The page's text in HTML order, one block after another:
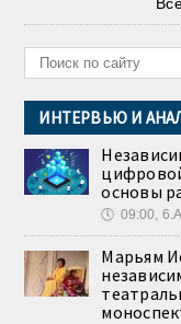
ИНТЕРВЬЮ И
основы
🕔 09:00,
Марьям